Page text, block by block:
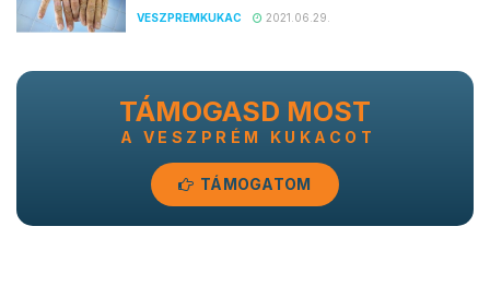
VESZPREMKUKAC 2021.06.29.
TÁMOGASD MOST
A VESZPRÉM KUKACOT
TÁMOGATOM